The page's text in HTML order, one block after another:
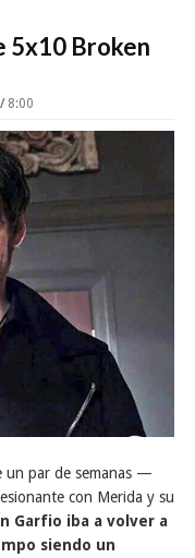
5x10 Broken
8:00
un par de semanas —
con Merida y su
Garfio iba a volver a
siendo un